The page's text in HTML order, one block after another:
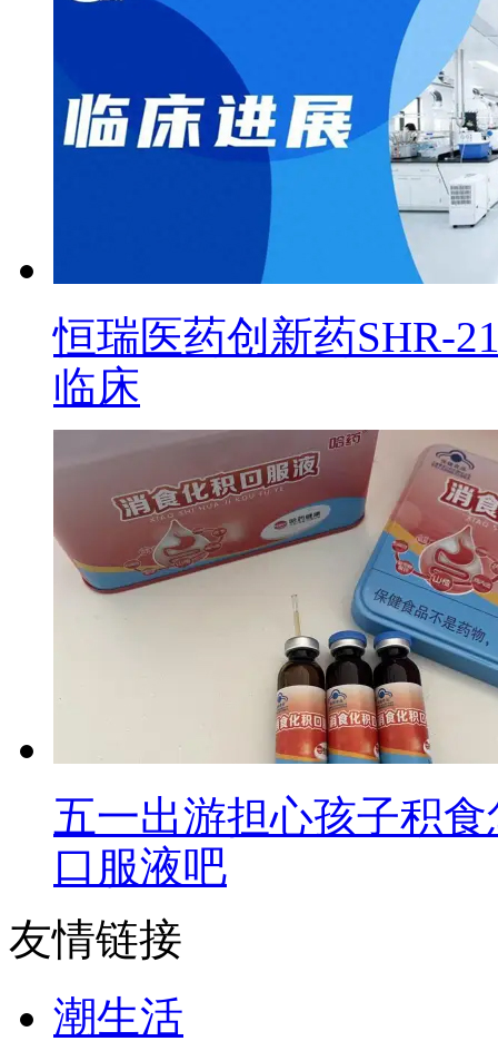
恒瑞医药创新药SHR-
临床
五一出游担心孩子积
口服液吧
友情链接
潮生活